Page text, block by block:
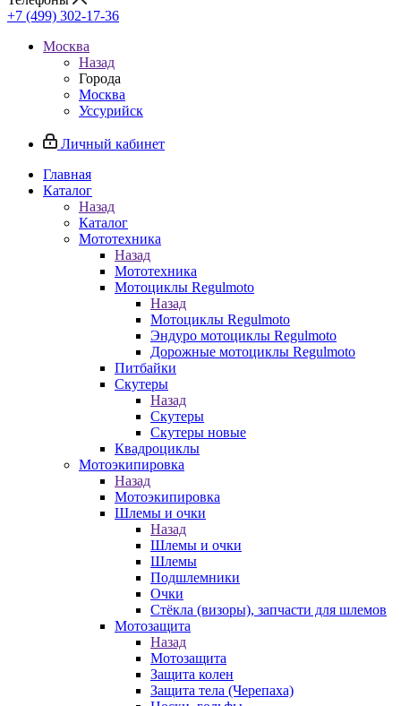
+7 (499) 302-17-36
Москва
Назад
Города
Москва
Уссурийск
Личный кабинет
Главная
Каталог
Назад
Каталог
Мототехника
Назад
Мототехника
Мотоциклы Regulmoto
Назад
Мотоциклы Regulmoto
Эндуро мотоциклы Regulmoto
Дорожные мотоциклы Regulmoto
Питбайки
Скутеры
Назад
Скутеры
Скутеры новые
Квадроциклы
Мотоэкипировка
Назад
Мотоэкипировка
Шлемы и очки
Назад
Шлемы и очки
Шлемы
Подшлемники
Очки
Стёкла (визоры), запчасти для шлемов
Мотозащита
Назад
Мотозащита
Защита колен
Защита тела (Черепаха)